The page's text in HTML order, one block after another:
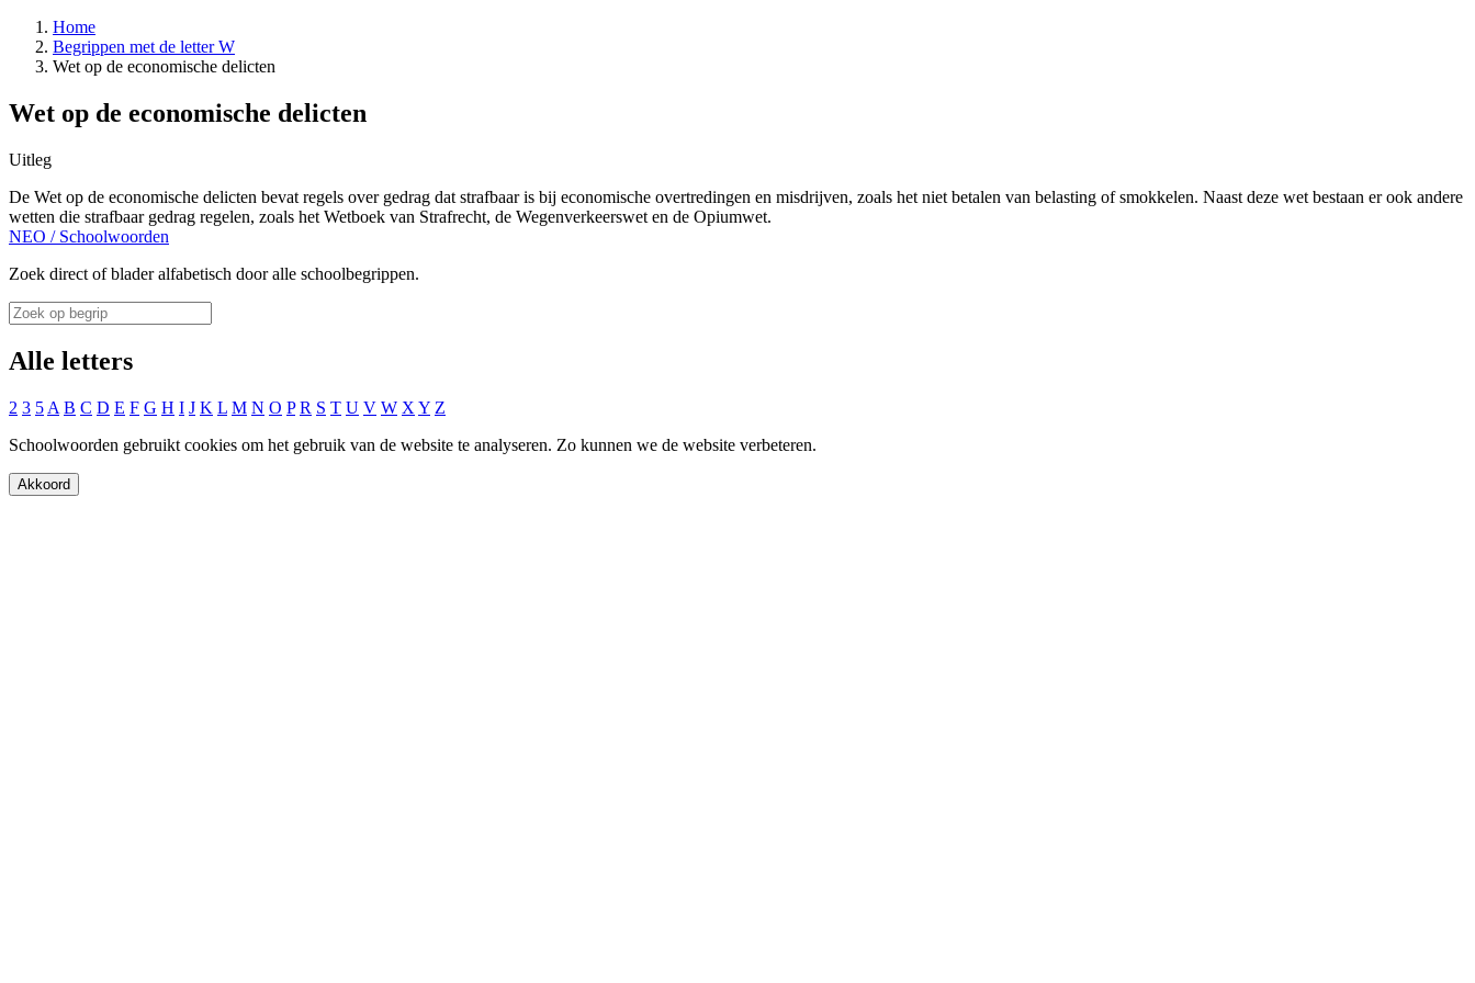
Home
Begrippen met de letter W
Wet op de economische delicten
Wet op de economische delicten
Uitleg
De Wet op de economische delicten bevat regels over gedrag dat strafbaar is bij economische overtredingen en misdrijven, zoals het niet betalen van belasting of smokkelen. Naast deze wet bestaan er ook andere
wetten die strafbaar gedrag regelen, zoals het Wetboek van Strafrecht, de Wegenverkeerswet en de Opiumwet.
NEO / Schoolwoorden
Zoek direct of blader alfabetisch door alle schoolbegrippen.
Alle letters
2 3 5 A B C D E F G H I J K L M N O P R S T U V W X Y Z
Schoolwoorden gebruikt cookies om het gebruik van de website te analyseren. Zo kunnen we de website verbeteren.
Akkoord